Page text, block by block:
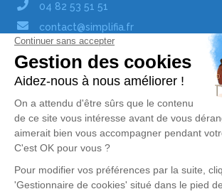
04 82 53 51 51
contact@simplifia.fr
Réseaux sociaux
Liens utiles
Publier un avis de décès
Signaler un abus/une erreur